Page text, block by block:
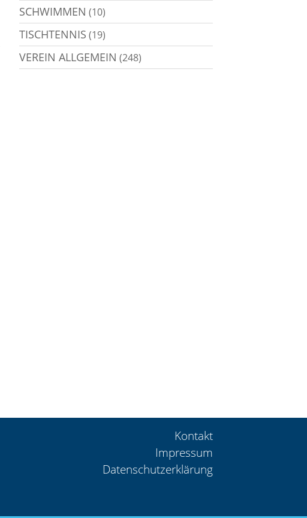
SCHWIMMEN (10)
TISCHTENNIS (19)
VEREIN ALLGEMEIN (248)
Kontakt
Impressum
Datenschutzerklärung